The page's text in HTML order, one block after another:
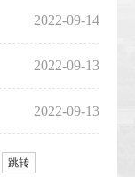
2022-09-14
2022-09-13
2022-09-13
跳转